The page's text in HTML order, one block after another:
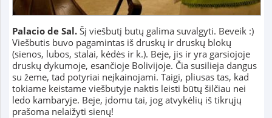
Palacio de Sal.Šį viešbutį butų galima suvalgyti. Beveik :)
Viešbutis buvo pagamintas iš druskų ir druskų blokų
(sienos, lubos, stalai, kėdės ir k.). Beje, jis ir yra garsiojoje
druskų dykumoje, esančioje Bolivijoje. Čia susilieja dangus
su žeme, tad potyriai neįkainojami. Taigi, pliusas tas, kad
tokiame keistame viešbutyje naktis leisti būtų šilčiau nei
ledo kambaryje. Beje, įdomu tai, jog atvykėlių iš tikrųjų
prašoma nelaižyti sienų!